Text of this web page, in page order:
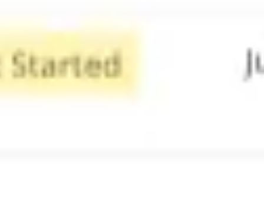
다이어그램 작성 및 매핑